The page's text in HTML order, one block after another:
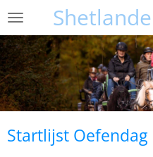
Ga
naar
de
hoofdinhoud
Startlijst Oefendag